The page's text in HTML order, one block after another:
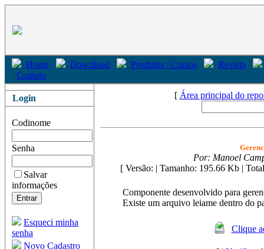
Home Download Produtos / Cursos
Revista
Contato
Login
Codinome
Senha
Salvar
informações
Esqueci minha
senha
Novo Cadastro
[ Área principal do
Por: Manoel
[ Versão: | Tamanho: 195.66 Kb|
Componente desenvolvido para
Existe um arquivo leiame dentro do
Clique